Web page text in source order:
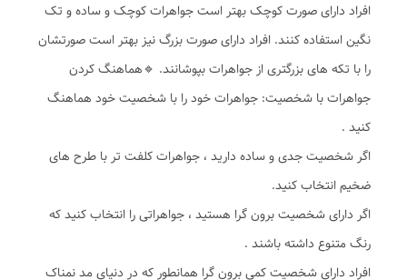
افراد دارای صورت کوچک بهتر است جواهرات کوچک و ساده و تک
نگین استفاده کنند. افراد دارای صورت بزرگ نیز بهتر است صورتشان
را با تکه های بزرگتری از جواهرات بپوشانند. 🔹️هماهنگ کردن
جواهرات با شخصیت: جواهرات خود را با شخصیت خود هماهنگ
کنید .
اگر شخصیت جدی و ساده دارید ، جواهرات کلفت تر با طرح های
ضخیم انتخاب کنید.
اگر دارای شخصیت برون گرا هستید ، جواهراتی را انتخاب کنید که
رنگ متنوع داشته باشند .
افراد دارای شخصیت کمی برون گرا همانطور که در دنیای مد نمناک